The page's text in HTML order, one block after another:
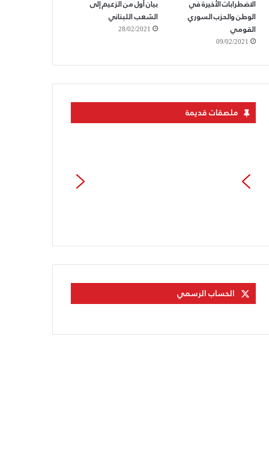
الاضطرابات الأخيرة في
الوطن والحزب السوري
القومي
09/02/2021
بيان أول من الزعيم إلى
الشعب اللبناني
28/02/2021
ملصقات قديمة
الحساب الرسمي